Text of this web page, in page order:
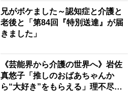
兄がボケました～認知症と介護と
老後と「第84回『特別送達』が届
きました」
《芸能界から介護の世界へ》岩佐
真悠子「推しのおばあちゃんか
ら“大好き”をもらえる」理不尽さ